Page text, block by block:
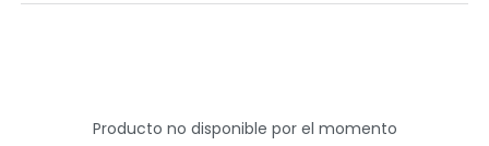
Producto no disponible por el momento